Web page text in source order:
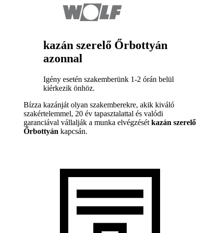
kazán szerelő Őrbottyán
azonnal
Igény esetén szakemberünk 1-2 órán belül
kiérkezik önhöz.
Bízza kazánját olyan szakemberekre, akik kiváló
szakértelemmel, 20 év tapasztalattal és valódi
garanciával vállalják a munka elvégzését kazán szerelő
Őrbottyán kapcsán.